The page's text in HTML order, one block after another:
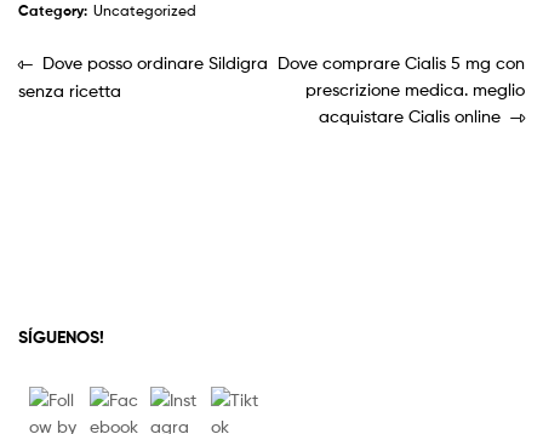
Category: Uncategorized
Dove posso ordinare Sildigra
senza ricetta
Dove comprare Cialis 5 mg con
prescrizione medica. meglio
acquistare Cialis online
SÍGUENOS!